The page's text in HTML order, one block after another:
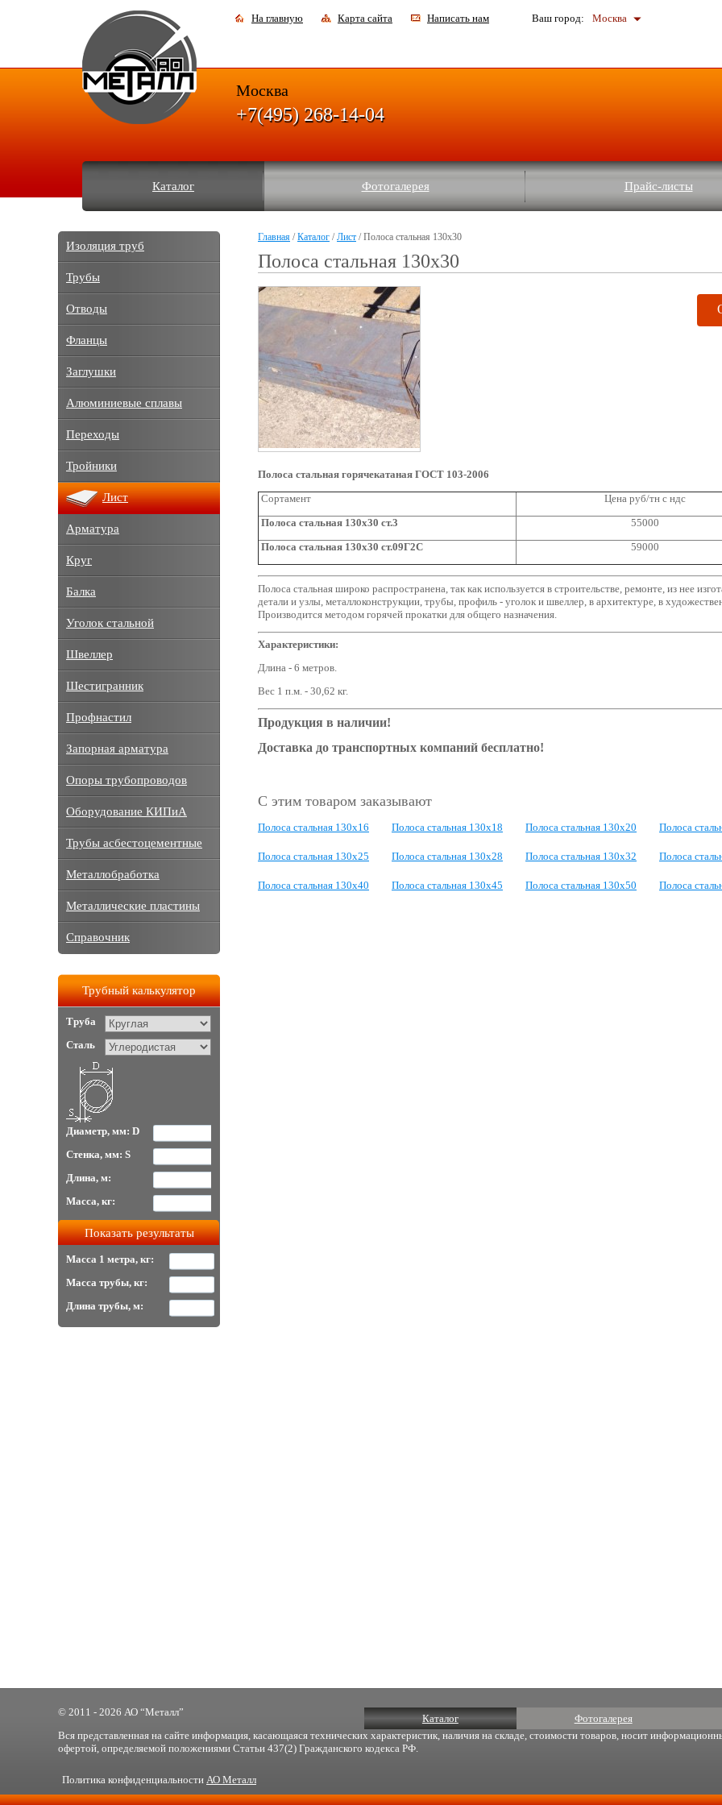
На главную Карта сайта Написать нам Ваш город: Москва
Каталог Фотогалерея Прайс-листы
Москва
+7(495) 268-14-04
Главная /Каталог /Лист / Полоса стальная 130x30
Полоса стальная 130x30
Полоса стальная горячекатаная ГОСТ 103-2006
Сортамент
Цена руб/тн с ндс
Полоса стальная 130x30 ст.3
55000
Полоса стальная 130x30 ст.09Г2С
59000
Полоса стальная широко распространена, так как используется в строительстве, ремонте, из нее
детали и узлы, металлоконструкции, трубы, профиль - уголок и швеллер, в архитектуре, в
Производится методом горячей прокатки для общего назначения.
Характеристики:
Длина - 6 метров.
Вес 1 п.м. - 30,62 кг.
Продукция в наличии!
Доставка до транспортных компаний бесплатно!
С этим товаром заказывают
Полоса стальная 130x16 Полоса стальная 130x18 Полоса стальная 130x20 Полоса
Полоса стальная 130x25 Полоса стальная 130x28 Полоса стальная 130x32 Полоса
Полоса стальная 130x40 Полоса стальная 130x45 Полоса стальная 130x50 Полоса
Изоляция труб
Трубы
Отводы
Фланцы
Заглушки
Алюминиевые сплавы
Переходы
Тройники
Лист
Арматура
Круг
Балка
Уголок стальной
Швеллер
Шестигранник
Профнастил
Запорная арматура
Опоры трубопроводов
Оборудование КИПиА
Трубы асбестоцементные
Металлобработка
Металлические пластины
Справочник
Трубный калькулятор
Труба
Сталь
Диаметр, мм: D
Стенка, мм: S
Длина, м:
Масса, кг:
Масса 1 метра, кг:
Масса трубы, кг:
Длина трубы, м:
Каталог Фотогалерея
© 2011 - 2026 АО “Металл”
Вся представленная на сайте информация, касающаяся технических характеристик, наличия на складе, стоимости товаров, носит
офертой, определяемой положениями Статьи 437(2) Гражданского кодекса РФ.
Политика конфиденциальности АО Металл